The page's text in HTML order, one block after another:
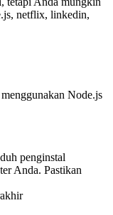
netflix, linkedin,
Node.js
penginstal
Anda. Pastikan